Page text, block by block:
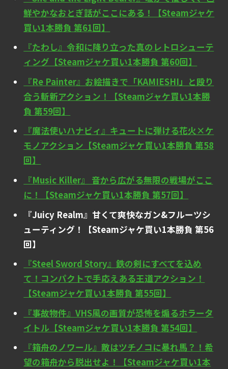
鮮やかなおとぎ話がここにある！【Steamジャケ
買い1本勝負 第61回】
『たわし』令和に降り立った真のレトロシューテ
ィング【Steamジャケ買い1本勝負 第60回】
『Re Painter』お絵描きで「KAMIESHI」と殴り
合う斬新アクション！【Steamジャケ買い1本勝
負 第59回】
『魔法使いハナビィ』キュートに弾ける花火×ケ
モノアクション【Steamジャケ買い1本勝負 第58
回】
『Music Killer』 音から広がる無限の戦場がここ
に！【Steamジャケ買い1本勝負 第57回】
『Juicy Realm』甘くて爽快なガン&フルーツシ
ューティング！【Steamジャケ買い1本勝負 第56
回】
『Steel Sword Story』鉄の剣にすべてを込め
て！コンパクトで手応えある王道アクション！
【Steamジャケ買い1本勝負 第55回】
『事故物件』VHS風の画質が恐怖を煽るホラータ
イトル【Steamジャケ買い1本勝負 第54回】
『箱舟のノワール』敵はツチノコに暴れ馬？！希
望の箱舟から脱出せよ！【Steamジャケ買い1本